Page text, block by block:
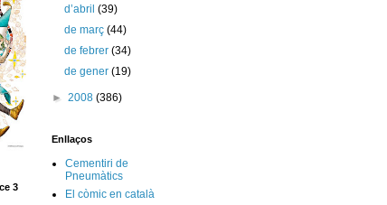
3
d’abril(39)
de març(44)
de febrer(34)
de gener(19)
► 2008 (386)
Enllaços
Cementiri de
Pneumàtics
El còmic en català